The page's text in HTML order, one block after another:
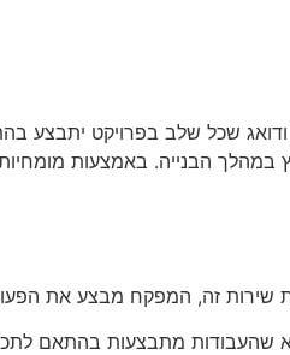
שכל שלב בפרויקט יתבצע
במהלך הבנייה. באמצעות
שירות זה, המפקח מבצע את
שהעבודות מתבצעות בהתאם